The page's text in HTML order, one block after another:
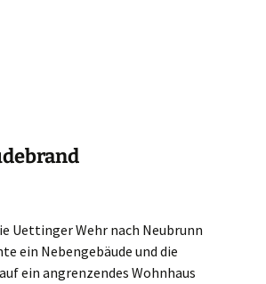
Uettinger Wehr nach Neubrunn
ein Nebengebäude und die
ein angrenzendes Wohnhaus